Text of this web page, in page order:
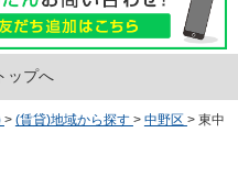
ップへ
> (賃貸)地域から探す > 中野区 > 東中